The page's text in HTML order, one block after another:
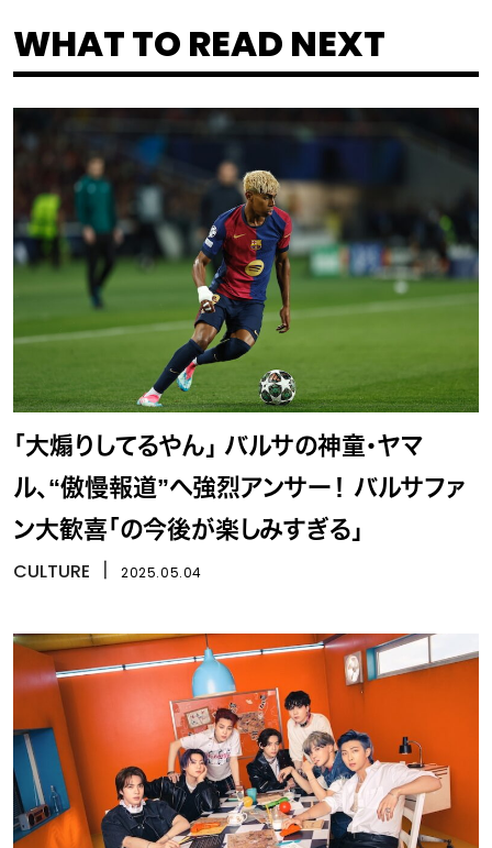
WHAT TO READ NEXT
「大煽りしてるやん」 バルサの神童・ヤマ
ル、“傲慢報道”へ強烈アンサー！ バルサファ
ン大歓喜「の今後が楽しみすぎる」
CULTURE 2025.05.04